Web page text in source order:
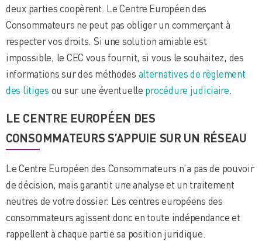
deux parties coopèrent. Le Centre Européen des
Consommateurs ne peut pas obliger un commerçant à
respecter vos droits. Si une solution amiable est
impossible, le CEC vous fournit, si vous le souhaitez, des
informations sur des méthodes alternatives de règlement
des litiges ou sur une éventuelle procédure judiciaire.
LE CENTRE EUROPÉEN DES
CONSOMMATEURS S’APPUIE SUR UN RÉSEAU
Le Centre Européen des Consommateurs n’a pas de pouvoir
de décision, mais garantit une analyse et un traitement
neutres de votre dossier. Les centres européens des
consommateurs agissent donc en toute indépendance et
rappellent à chaque partie sa position juridique.